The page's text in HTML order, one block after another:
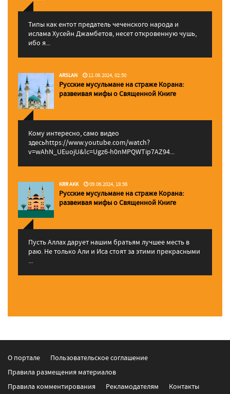
Типы как ентот предатель чеченского народа и
ислама Хусейн Джамбетов, несет откровенную чушь,
ибо я...
ARSLAN 11.06.2024, 02:50
Русские мусульмане на страже Корана:
pазвеивая мифы о Священной Книге
Кому интересно, само видео
здесьhttps://www.youtube.com/watch?
v=wAhN_UEuojU&lc=Ugz6-h0nMPQWTip7AZ94...
KRR AKK 09.06.2024, 18:56
Русские мусульмане на страже Корана:
pазвеивая мифы о Священной Книге
Пусть Аллах дарует нашим братьям лучшее месть в
раю. Не только Али и Иса стоят за этими прекрасными
...
О портале
Пользовательское соглашение
Правила размещения материалов
Правила комментирования
Рекламодателям Контакты